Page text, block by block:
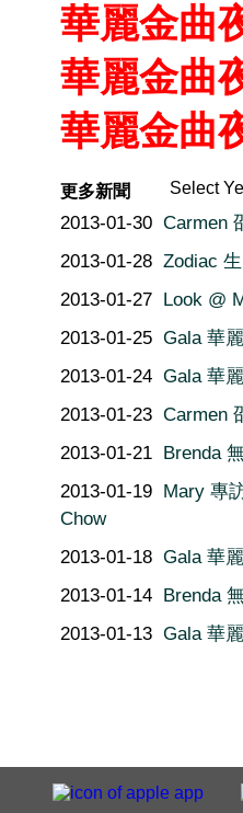
華麗金曲
華麗金曲
華麗金曲
Select
更多新聞
2013-01-30 Carmen
2013-01-28 Zodiac
2013-01-27 Look @
2013-01-25 Gala 華
2013-01-24 Gala 華
2013-01-23 Carmen
2013-01-21 Brenda
2013-01-19 Mary 專
Chow
2013-01-18 Gala 華
2013-01-14 Brenda
2013-01-13 Gala 華